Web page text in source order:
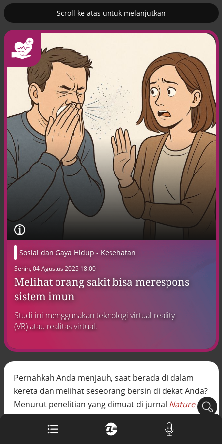
Scroll ke atas untuk melanjutkan
Sosial dan Gaya Hidup - Kesehatan
Senin, 04 Agustus 2025 18:00
Melihat orang sakit bisa merespons
sistem imun
Studi ini menggunakan teknologi virtual reality
(VR) atau realitas virtual.
Pernahkah Anda menjauh, saat berada di dalam
kereta dan melihat seseorang bersin di dekat Anda?
Menurut penelitian yang dimuat di jurnal Nature
menghindari orang sakit ternyata bukan hanya
1
Efek jera untuk pejabat abai LHKPN
Alinea.id - Peristiwa
Buku berusia 900 tahun ditemukan di
arsip rahasia Vatikan, ada prediksi
tahun Kiamat
Alinea.id - Peristiwa
Akar persoalan berulangnya kekerasan
terhadap PMI di Malaysia
Alinea.id - Peristiwa
DPR minta penerbitan sertifikat pagar
laut diproses hukum
Alinea.id - Peristiwa
Mungkinkah duet Anies-Ahok terealisasi
di Pilpres 2029?
Pemprov Sultra klarifikasi isu PT GKP,
imbau masyarakat hormati proses
hukum